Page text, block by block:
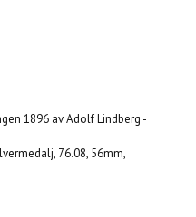
1896 av Adolf Lindberg -
76.08, 56mm,